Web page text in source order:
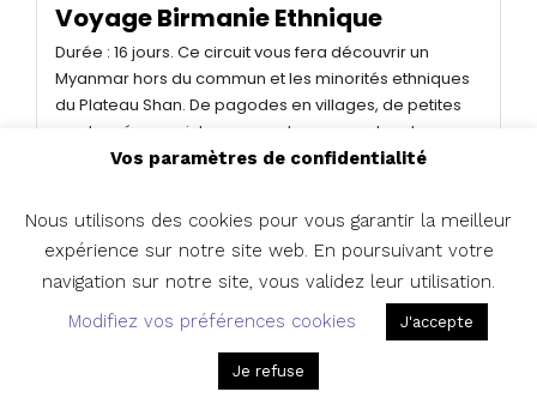
Voyage Birmanie Ethnique
Durée : 16 jours. Ce circuit vous fera découvrir un
Myanmar hors du commun et les minorités ethniques
du Plateau Shan. De pagodes en villages, de petites
randonnées en riches rencontres, vous aborderez
une Birmanie authentique et rurale.
2.700€
Voyage Birmanie Essentielle
Durée: 12 jours. Voyage en Birmanie la découverte de
tous les aspects de ce pays mosaïque qui, parfois,
Vos paramètres de confidentialité
Nous utilisons des cookies pour vous garantir la meilleur
expérience sur notre site web. En poursuivant votre
navigation sur notre site, vous validez leur utilisation.
Modifiez vos préférences cookies
J'accepte
Je refuse